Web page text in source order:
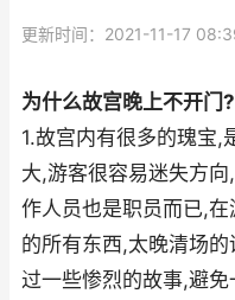
更新时间：2021-11-17
为什么故宫晚上不开门?
1.故宫内有很多的瑰宝,
大,游客很容易迷失方
作人员也是职员而已,
的所有东西,太晚清场
过一些惨烈的故事,避